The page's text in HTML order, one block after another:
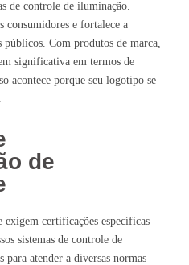
de controle de iluminação.
consumidores e fortalece a
públicos. Com produtos de marca,
significativa em termos de
acontece porque seu logotipo se
de
exigem certificações específicas
sistemas de controle de
para atender a diversas normas